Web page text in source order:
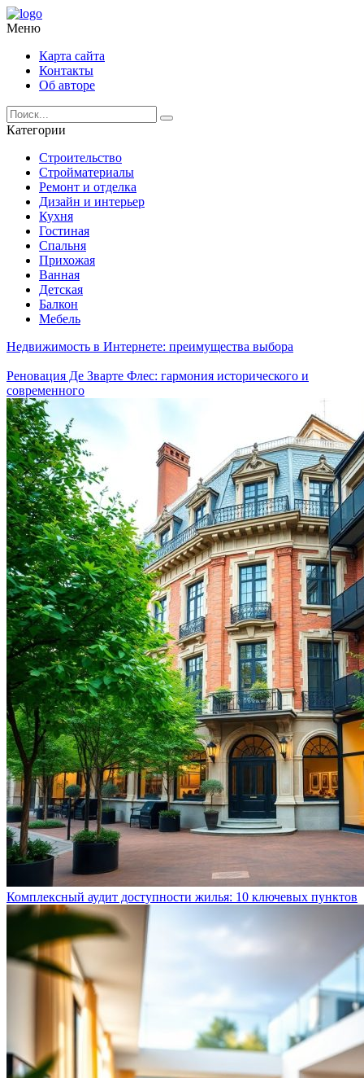
Меню
Карта сайта
Контакты
Об авторе
Категории
Строительство
Стройматериалы
Ремонт и отделка
Дизайн и интерьер
Кухня
Гостиная
Спальня
Прихожая
Ванная
Детская
Балкон
Мебель
Недвижимость в Интернете: преимущества выбора
Реновация Де Зварте Флес: гармония исторического и
современного
Комплексный аудит доступности жилья: 10 ключевых пунктов